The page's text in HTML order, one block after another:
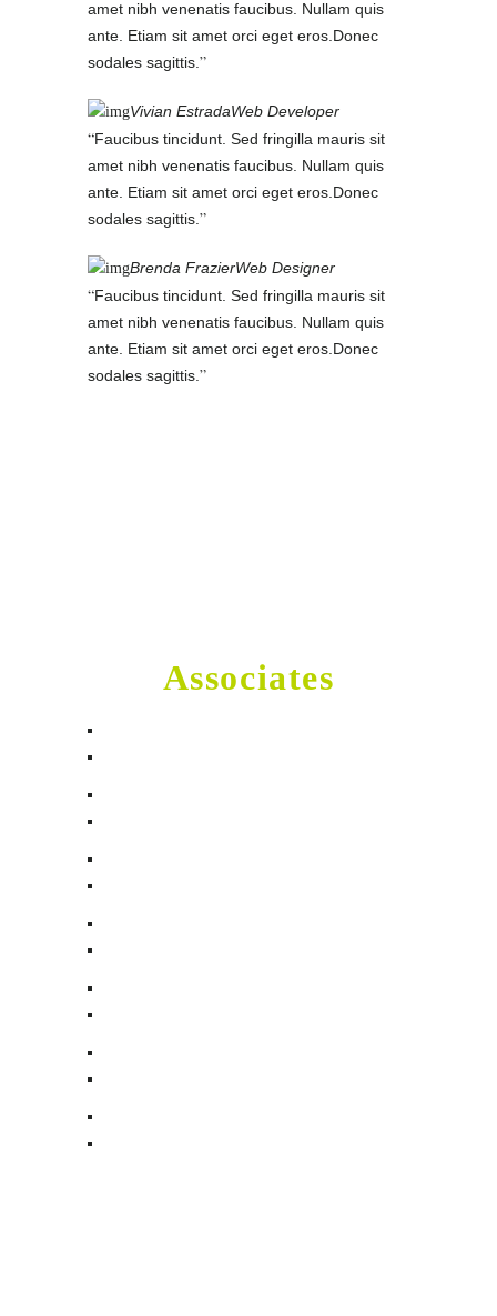
amet nibh venenatis faucibus. Nullam quis
ante. Etiam sit amet orci eget eros.Donec
sodales sagittis.
Vivian EstradaWeb Developer
Faucibus tincidunt. Sed fringilla mauris sit
amet nibh venenatis faucibus. Nullam quis
ante. Etiam sit amet orci eget eros.Donec
sodales sagittis.
Brenda FrazierWeb Designer
Faucibus tincidunt. Sed fringilla mauris sit
amet nibh venenatis faucibus. Nullam quis
ante. Etiam sit amet orci eget eros.Donec
sodales sagittis.
Associates